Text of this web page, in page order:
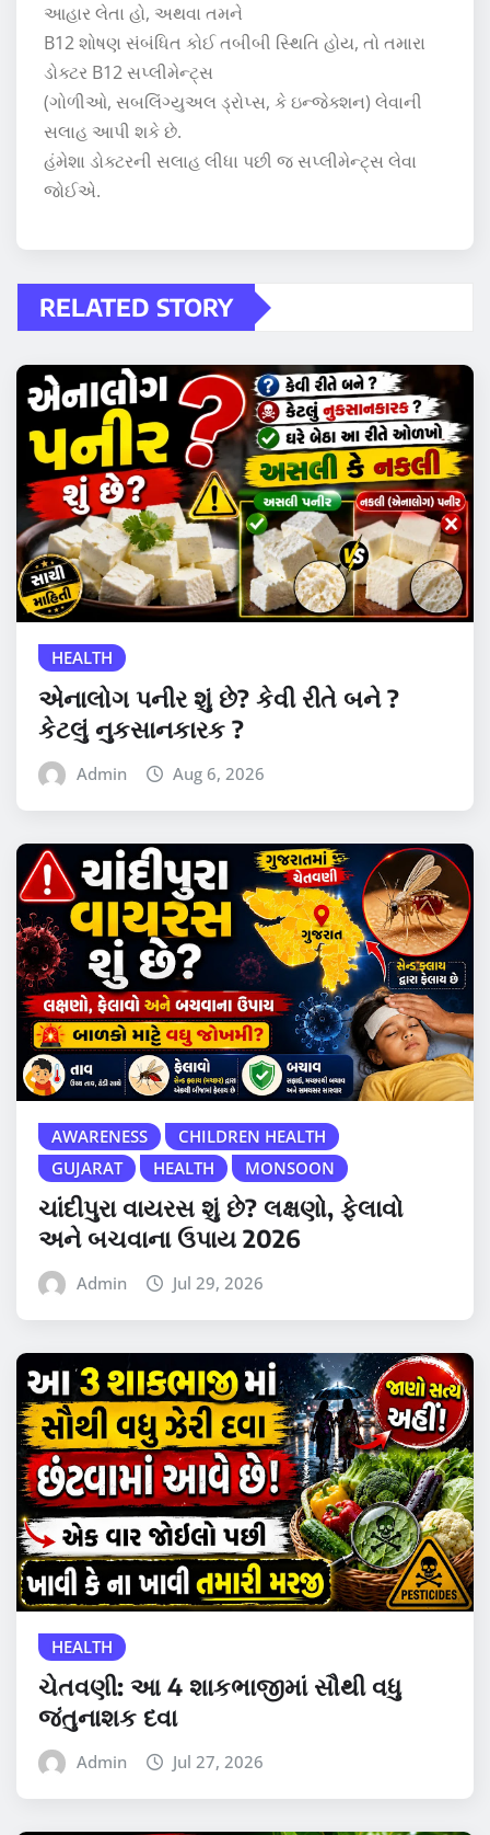
આહાર લેતા હો, અથવા તમને
B12 શોષણ સંબંધિત કોઈ તબીબી સ્થિતિ હોય, તો તમારા
ડોક્ટર B12 સપ્લીમેન્ટ્સ
(ગોળીઓ, સબલિંગ્યુઅલ ડ્રોપ્સ, કે ઇન્જેક્શન) લેવાની
સલાહ આપી શકે છે.
હંમેશા ડોક્ટરની સલાહ લીધા પછી જ સપ્લીમેન્ટ્સ લેવા
જોઈએ.
RELATED STORY
HEALTH
એનાલોગ પનીર શું છે? કેવી રીતે બને ?
કેટલું નુકસાનકારક ?
Admin Aug 6, 2026
AWARENESS
CHILDREN HEALTH
GUJARAT
HEALTH MONSOON
ચાંદીપુરા વાયરસ શું છે? લક્ષણો, ફેલાવો
અને બચવાના ઉપાય 2026
Admin Jul 29, 2026
HEALTH
ચેતવણી: આ 4 શાકભાજીમાં સૌથી વધુ
જંતુનાશક દવા
Admin Jul 27, 2026